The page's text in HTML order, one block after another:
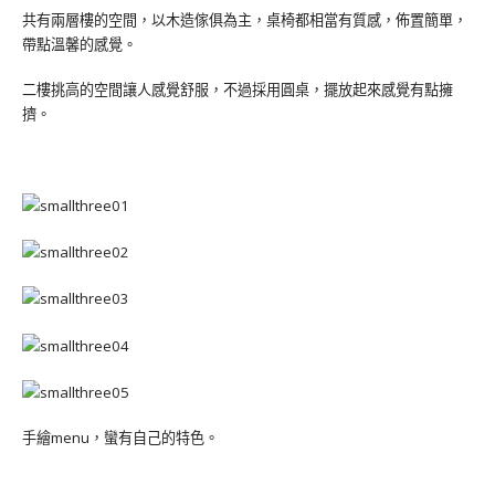
共有兩層樓的空間，以木造傢俱為主，桌椅都相當有質感，佈置簡單，
帶點溫馨的感覺。
二樓挑高的空間讓人感覺舒服，不過採用圓桌，擺放起來感覺有點擁
擠。
手繪menu，蠻有自己的特色。